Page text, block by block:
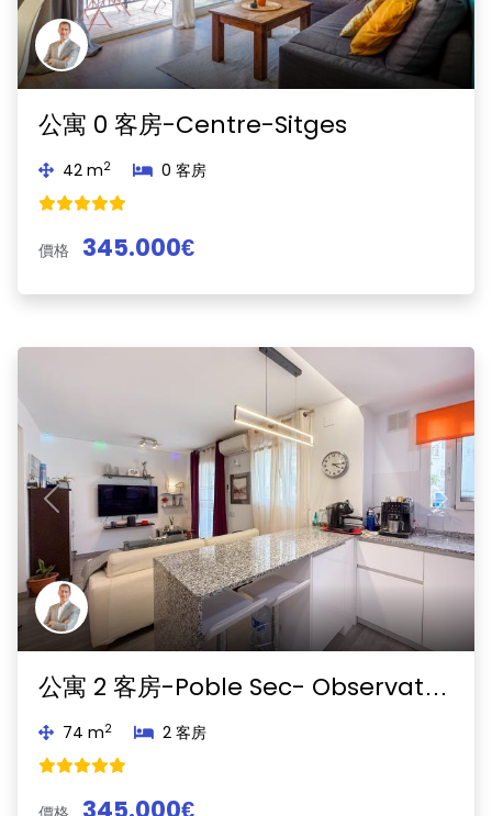
公寓 0 客房-Centre-Sitges
42 m2 0 客房
價格 345.000€
Previous Next
公寓 2 客房-Poble Sec- Observatori-Sitges
74 m2 2 客房